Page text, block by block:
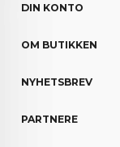
DIN KONTO
OM BUTIKKEN
NYHETSBREV
PARTNERE